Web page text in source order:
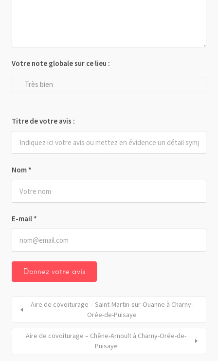
Nom *
E-mail *
Votre note globale sur ce lieu :
Très bien
Titre de votre avis :
Aire de covoiturage – Saint-Martin-sur-Ouanne à Charny-
Orée-de-Puisaye
Aire de covoiturage – Chêne-Arnoult à Charny-Orée-de-
Puisaye